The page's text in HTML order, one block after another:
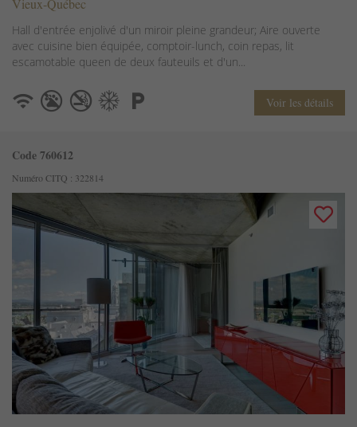
Vieux-Québec
Hall d'entrée enjolivé d'un miroir pleine grandeur; Aire ouverte
avec cuisine bien équipée, comptoir-lunch, coin repas, lit
escamotable queen de deux fauteuils et d'un...
Voir les détails
Code 760612
Numéro CITQ : 322814